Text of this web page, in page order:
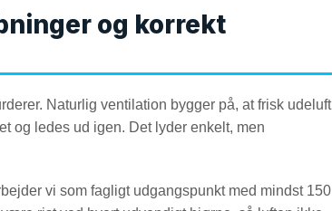
og korrekt
Naturlig ventilation bygger på, at frisk udeluft
og ledes ud igen. Det lyder enkelt, men
vi som fagligt udgangspunkt med mindst 150